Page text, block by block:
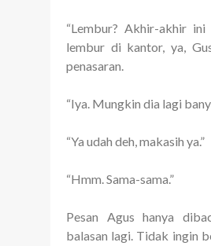
“Lembur? Akhir-akhir ini
lembur di kantor, ya,
penasaran.
“Iya. Mungkin dia lagi
“Ya udah deh, makasih ya.”
“Hmm. Sama-sama.”
Pesan Agus hanya
balasan lagi. Tidak ingin